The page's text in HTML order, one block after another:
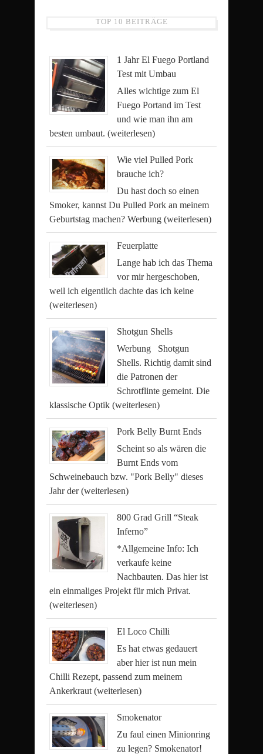
TOP 10 BEITRÄGE
1 Jahr El Fuego Portland
Test mit Umbau
Alles wichtige zum El
Fuego Portand im Test
und wie man ihn am
besten umbaut. (weiterlesen)
Wie viel Pulled Pork
brauche ich?
Du hast doch so einen
Smoker, kannst Du Pulled Pork an meinem
Geburtstag machen? Werbung (weiterlesen)
Feuerplatte
Lange hab ich das Thema
vor mir hergeschoben,
weil ich eigentlich dachte das ich keine
(weiterlesen)
Shotgun Shells
Werbung Shotgun
Shells. Richtig damit sind
die Patronen der
Schrotflinte gemeint. Die
klassische Optik (weiterlesen)
Pork Belly Burnt Ends
Scheint so als wären die
Burnt Ends vom
Schweinebauch bzw. "Pork Belly" dieses
Jahr der(weiterlesen)
800 Grad Grill “Steak
Inferno”
*Allgemeine Info: Ich
verkaufe keine
Nachbauten. Das hier ist
ein einmaliges Projekt für mich Privat.
(weiterlesen)
El Loco Chilli
Es hat etwas gedauert
aber hier ist nun mein
Chilli Rezept, passend zum meinem
Ankerkraut (weiterlesen)
Smokenator
Zu faul einen Minionring
zu legen? Smokenator!